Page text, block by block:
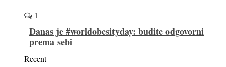
1
Danas je #worldobesityday: budite odgovorni
prema sebi
Recent